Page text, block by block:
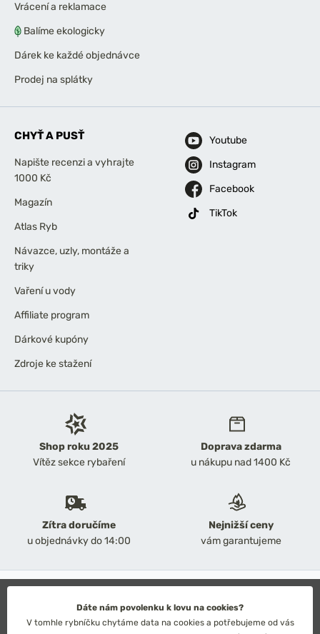
Shop roku 2025
Vítěz sekce rybaření
Doprava zdarma
u nákupu nad 1400 Kč
Zítra doručíme
u objednávky do 14:00
Nejnižší ceny
vám garantujeme
Vrácení a reklamace
Balíme ekologicky
Dárek ke každé objednávce
Prodej na splátky
CHYŤ A PUSŤ
Napište recenzi a vyhrajte
1000 Kč
Magazín
Atlas Ryb
Návazce, uzly, montáže a
triky
Vaření u vody
Affiliate program
Dárkové kupóny
Zdroje ke stažení
Youtube
Instagram
Facebook
TikTok
Obchodní podmínky
Ochrana osobních údajů
Dáte nám povolenku k lovu na cookies?
V tomhle rybníčku chytáme data na cookies a potřebujeme od vás